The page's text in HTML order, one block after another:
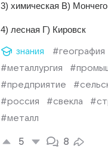
3) химическая В)
4) лесная Г) Кировск
знания
#география
#металлургия
#предприятие
#россия
#свекла
#металл
5 8